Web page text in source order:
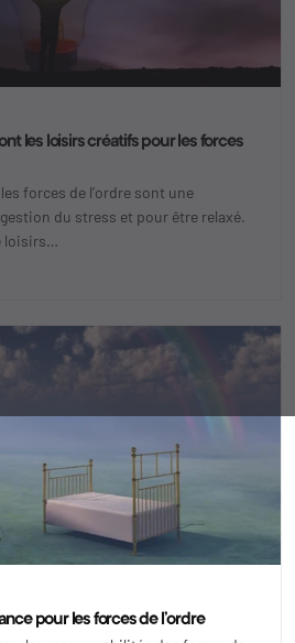
les loisirs créatifs pour les forces
forces de l’ordre sont une
du stress et pour être relaxé.
loisirs…
pour les forces de l’ordre